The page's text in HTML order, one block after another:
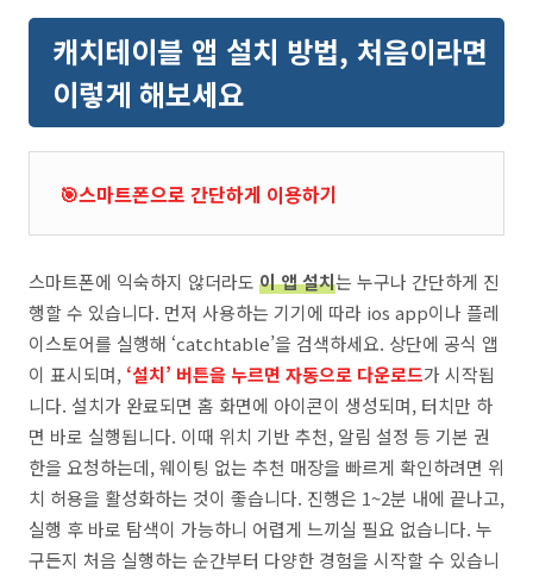
캐치테이블 앱 설치 방법, 처음이라면
이렇게 해보세요
🎯스마트폰으로 간단하게 이용하기
스마트폰에 익숙하지 않더라도 이 앱 설치는 누구나 간단하게 진
행할 수 있습니다. 먼저 사용하는 기기에 따라 ios app이나 플레
이스토어를 실행해 ‘catchtable’을 검색하세요. 상단에 공식 앱
이 표시되며, ‘설치’ 버튼을 누르면 자동으로 다운로드가 시작됩
니다. 설치가 완료되면 홈 화면에 아이콘이 생성되며, 터치만 하
면 바로 실행됩니다. 이때 위치 기반 추천, 알림 설정 등 기본 권
한을 요청하는데, 웨이팅 없는 추천 매장을 빠르게 확인하려면 위
치 허용을 활성화하는 것이 좋습니다. 진행은 1~2분 내에 끝나고,
실행 후 바로 탐색이 가능하니 어렵게 느끼실 필요 없습니다. 누
구든지 처음 실행하는 순간부터 다양한 경험을 시작할 수 있습니